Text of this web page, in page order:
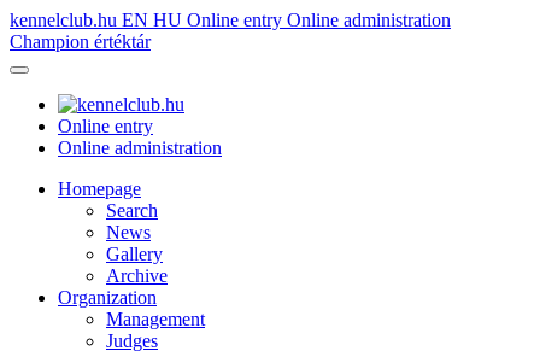
kennelclub.hu EN HU Online entry Online administration
Champion értéktár
Online entry
Online administration
Homepage
Search
News
Gallery
Archive
Organization
Management
Judges